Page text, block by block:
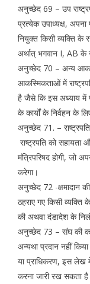
अनुच्छेद 69 – उप
प्रत्येक उपाध्यक्ष,
नियुक्त किसी व्यक्ति के
अर्थात् भगवान I, AB के
अनुच्छेद 70 – अन्य
आकस्मिकताओं में
है जैसे कि इस अध्याय में
के कार्यों के निर्वहन के
अनुच्छेद 71. –
राष्ट्रपति को
मंत्रिपरिषद होगी, जो
करेगा।
अनुच्छेद 72 -क्षमादान
ठहराए गए किसी व्यक्ति
की अथवा दंडादेश के
अनुच्छेद 73 – संघ की
अन्यथा प्रदान नहीं
या प्राधिकरण, इस लेख
करना जारी रख सकता